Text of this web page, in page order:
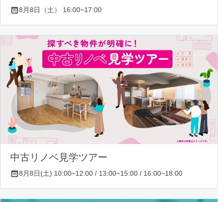
8月8日（土） 16:00~17:00
中古リノベ見学ツアー
8月8日(土) 10:00~12:00 / 13:00~15:00 / 16:00~18:00